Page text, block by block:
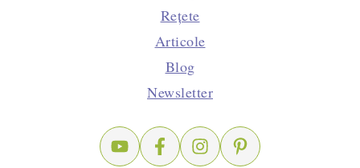
Rețete
Articole
Blog
Newsletter